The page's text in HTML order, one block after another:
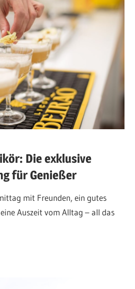
Die exklusive
für Genießer
mit Freunden, ein gutes
Auszeit vom Alltag – all das